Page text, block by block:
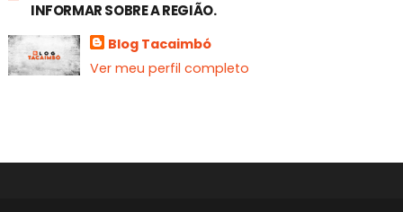
INFORMAR SOBRE A REGIÃO.
Blog Tacaimbó
Ver meu perfil completo